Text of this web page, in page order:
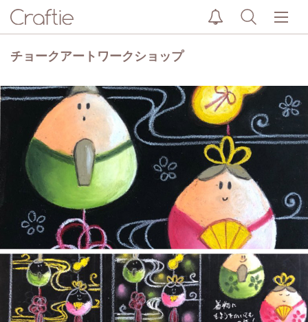
チョークアートワークショップ